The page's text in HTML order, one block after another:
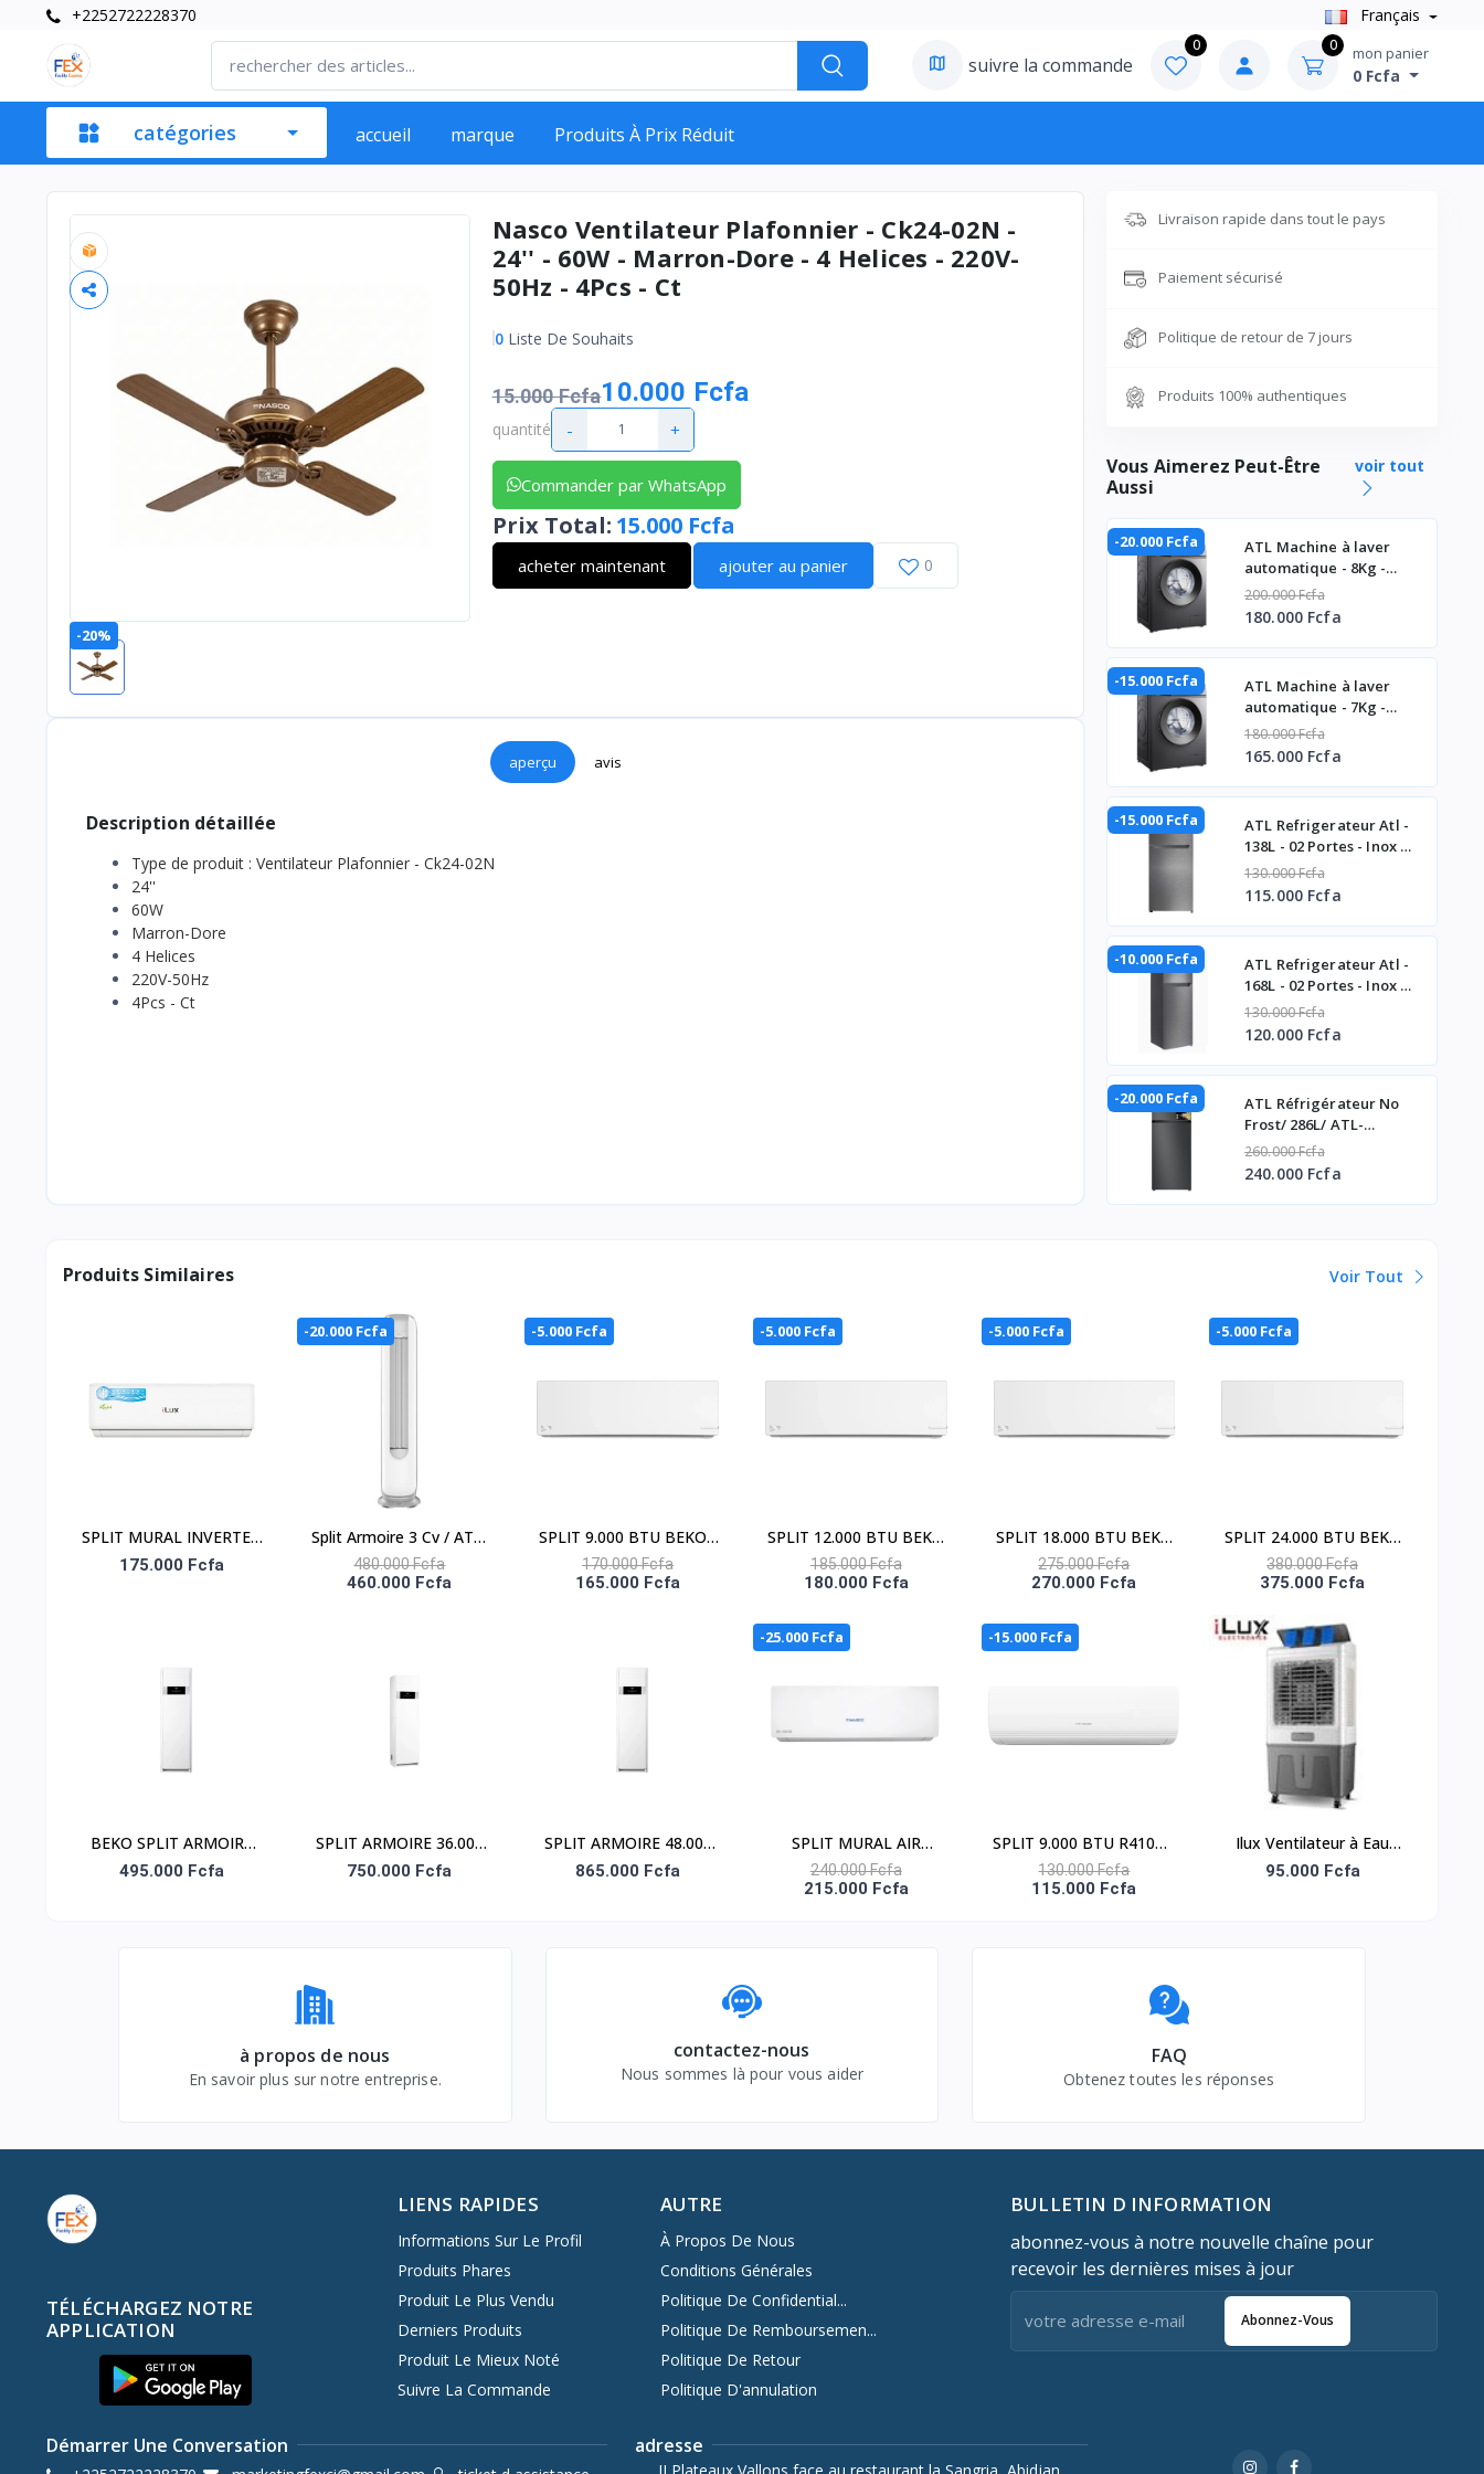
+2252722228370 Français
suivre la commande
0 0 mon panier
0 Fcfa
catégories accueil marque Produits À Prix Réduit
-20%
Nasco Ventilateur Plafonnier - Ck24-02N -
24'' - 60W - Marron-Dore - 4 Helices - 220V-
50Hz - 4Pcs - Ct
0Liste De Souhaits
15.000 Fcfa10.000 Fcfa
quantité - +
Commander par WhatsApp
Prix Total: 15.000 Fcfa
acheter maintenant ajouter au panier 0
aperçu avis
Description détaillée
Type de produit : Ventilateur Plafonnier - Ck24-02N
24''
60W
Marron-Dore
4 Helices
220V-50Hz
4Pcs - Ct
Livraison rapide dans tout le pays
Paiement sécurisé
Politique de retour de 7 jours
Produits 100% authentiques
Vous Aimerez Peut-Être
Aussi
voir tout
-20.000 Fcfa
ATL Machine à laver
automatique - 8Kg -
Inverter - A+++ - 1400
Tpm
200.000 Fcfa
180.000 Fcfa
-15.000 Fcfa
ATL Machine à laver
automatique - 7Kg -
Inverter - 1400 Tpm
180.000 Fcfa
165.000 Fcfa
-15.000 Fcfa
ATL Refrigerateur Atl -
138L - 02 Portes - Inox &
Silver ATL-2D160
130.000 Fcfa
115.000 Fcfa
-10.000 Fcfa
ATL Refrigerateur Atl -
168L - 02 Portes - Inox &
Silver
130.000 Fcfa
120.000 Fcfa
-20.000 Fcfa
ATL Réfrigérateur No
Frost/ 286L/ ATL-
2C320N-02 Portes/
Gris/R600A/Cb
260.000 Fcfa
240.000 Fcfa
Produits Similaires Voir Tout
SPLIT MURAL INVERTER
1.5 CV ILUX
175.000 Fcfa
-20.000 Fcfa
Split Armoire 3 Cv / ATL-
24ACF_INV- R-32 /
Inverter / 220-
480.000 Fcfa
460.000 Fcfa
-5.000 Fcfa
SPLIT 9.000 BTU BEKO /
R-410 / 220-240V /
FACADE BLANCHE
170.000 Fcfa
165.000 Fcfa
-5.000 Fcfa
SPLIT 12.000 BTU BEKO
/ R-410 / 220-240V /
FACADE BLANCHE
185.000 Fcfa
180.000 Fcfa
-5.000 Fcfa
SPLIT 18.000 BTU BEKO
/ R-410 / 220-240V /
FACADE BLANCHE
275.000 Fcfa
270.000 Fcfa
-5.000 Fcfa
SPLIT 24.000 BTU BEKO
/ R-410 / 220-240V /
FACADE BLANCHE
380.000 Fcfa
375.000 Fcfa
BEKO SPLIT ARMOIRE
24.000 BTU - BALOP
495.000 Fcfa
SPLIT ARMOIRE 36.000
BTU BEKO/ 220-240V /
750.000 Fcfa
SPLIT ARMOIRE 48.000
BTU
865.000 Fcfa
-25.000 Fcfa
SPLIT MURAL AIR
DOCTOR 2 CV – NAS-
DOC-V-18N1
240.000 Fcfa
215.000 Fcfa
-15.000 Fcfa
SPLIT 9.000 BTU R410A -
NAS-J09-N1
130.000 Fcfa
115.000 Fcfa
Ilux Ventilateur à Eau
Refroidisseur - LX-1145-R
95.000 Fcfa
à propos de nous
En savoir plus sur notre entreprise.
contactez-nous
Nous sommes là pour vous aider
FAQ
Obtenez toutes les réponses
TÉLÉCHARGEZ NOTRE
APPLICATION
LIENS RAPIDES
Informations Sur Le Profil
Produits Phares
Produit Le Plus Vendu
Derniers Produits
Produit Le Mieux Noté
Suivre La Commande
AUTRE
À Propos De Nous
Conditions Générales
Politique De Confidential...
Politique De Remboursemen...
Politique De Retour
Politique D'annulation
BULLETIN D INFORMATION
abonnez-vous à notre nouvelle chaîne pour
recevoir les dernières mises à jour
Abonnez-Vous
Démarrer Une Conversation adresse
II Plateaux Vallons face au restaurant la Sangria, Abidjan,